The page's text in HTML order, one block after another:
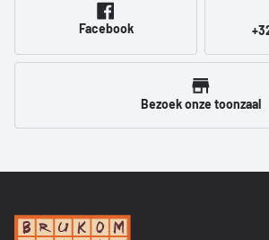
Facebook
Bezoek onze toonzaal